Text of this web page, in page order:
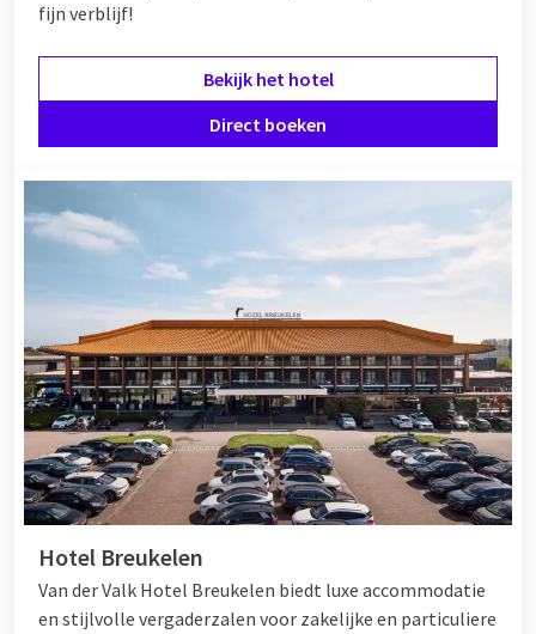
fijn verblijf!
Bekijk het hotel
Direct boeken
Hotel Breukelen
Van der Valk Hotel Breukelen biedt luxe accommodatie
en stijlvolle vergaderzalen voor zakelijke en particuliere